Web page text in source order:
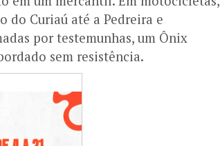
do Curiaú até a Pedreira e
por testemunhas, um Ônix
sem resistência.